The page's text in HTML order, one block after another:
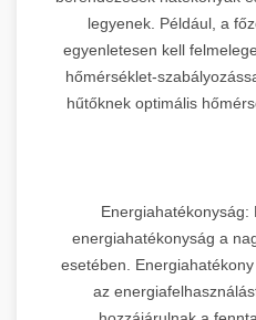
legyenek. Például, a
egyenletesen kell
hőmérséklet-
hűtőknek optimális
energiahatékonyság a
esetében.
az